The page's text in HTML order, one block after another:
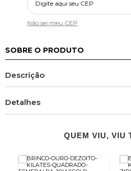
Não sei meu CEP
SOBRE O PRODUTO
Descrição
Detalhes
QUEM VIU, VIU